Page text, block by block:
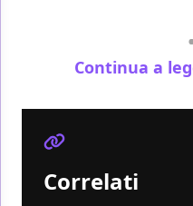
Continua a
Correlati